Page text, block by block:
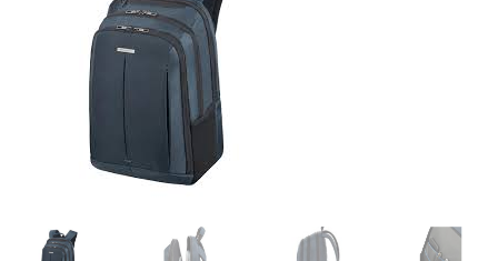
Dostava i povrat proizvoda
My account
Sample Page
Zaštita privatnosti podataka